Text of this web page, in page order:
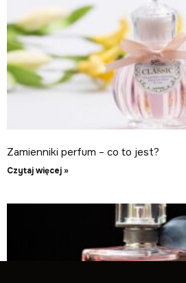
Zamienniki perfum – co to jest?
Czytaj więcej »